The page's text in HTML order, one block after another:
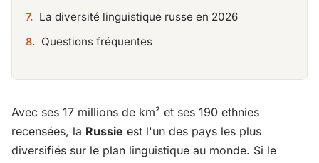
La diversité linguistique russe en 2026
Questions fréquentes
Avec ses 17 millions de km² et ses 190 ethnies
recensées, la Russie est l'un des pays les plus
diversifiés sur le plan linguistique au monde. Si le